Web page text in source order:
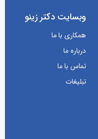
وبسایت دکتر زینو
همکاری با ما
درباره ما
تماس با ما
تبلیغات